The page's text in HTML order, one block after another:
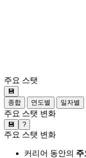
주요 스탯
💾
종합
연도별 일자별
주요 스탯 변화
💾 ?
주요 스탯 변화
커리어 동안의 주